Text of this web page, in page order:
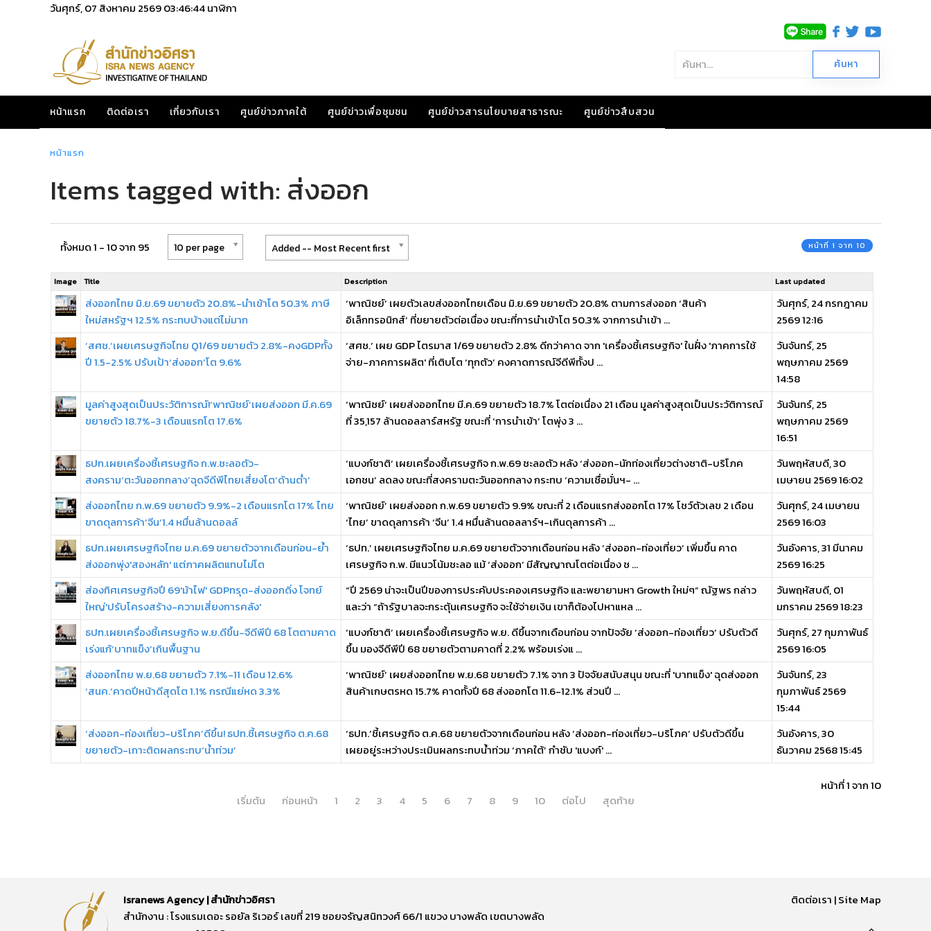
วันศุกร์, 07 สิงหาคม 256903:46:44นาฬิกา
หน้าแรก ติดต่อเรา เกี่ยวกับเรา ศูนย์ข่าวภาคใต้ ศูนย์ข่าวเพื่อชุมชน ศูนย์ข่าวสารนโยบายสาธารณะ ศูนย์ข่าวสืบสวน
หน้าแรก
Items tagged with: ส่งออก
ทั้งหมด 1 - 10 จาก 95 10 per page Added -- Most Recent first หน้าที่ 1 จาก 10
Image Title Description Last updated
ส่งออกไทย มิ.ย.69 ขยายตัว 20.8%-นำเข้าโต 50.3% ภาษี
ใหม่สหรัฐฯ 12.5% กระทบบ้างแต่ไม่มาก
‘พาณิชย์’ เผยตัวเลขส่งออกไทยเดือน มิ.ย.69 ขยายตัว 20.8% ตามการส่งออก ‘สินค้า
อิเล็กทรอนิกส์’ ที่ขยายตัวต่อเนื่อง ขณะที่การนำเข้าโต 50.3% จากการนำเข้า ...
วันศุกร์, 24 กรกฎาคม
2569 12:16
‘สศช.’เผยเศรษฐกิจไทย Q1/69 ขยายตัว 2.8%-คงGDPทั้ง
ปี 1.5-2.5% ปรับเป้า‘ส่งออก’โต 9.6%
‘สศช.’ เผย GDP ไตรมาส 1/69 ขยายตัว 2.8% ดีกว่าคาด จาก 'เครื่องชี้เศรษฐกิจ' ในฝั่ง 'ภาคการใช้
จ่าย-ภาคการผลิต' ที่เติบโต ‘ทุกตัว’ คงคาดการณ์จีดีพีทั้งป ...
วันจันทร์, 25
พฤษภาคม 2569
14:58
มูลค่าสูงสุดเป็นประวัติการณ์!‘พาณิชย์’เผยส่งออก มี.ค.69
ขยายตัว 18.7%-3 เดือนแรกโต 17.6%
‘พาณิชย์’ เผยส่งออกไทย มี.ค.69 ขยายตัว 18.7% โตต่อเนื่อง 21 เดือน มูลค่าสูงสุดเป็นประวัติการณ์
ที่ 35,157 ล้านดอลลาร์สหรัฐ ขณะที่ ‘การนำเข้า’ โตพุ่ง 3 ...
วันจันทร์, 25
พฤษภาคม 2569
16:51
ธปท.เผยเครื่องชี้เศรษฐกิจ ก.พ.ชะลอตัว-
สงคราม‘ตะวันออกกลาง’ฉุดจีดีพีไทยเสี่ยงโต‘ด้านต่ำ’
‘แบงก์ชาติ’ เผยเครื่องชี้เศรษฐกิจ ก.พ.69 ชะลอตัว หลัง ‘ส่งออก-นักท่องเที่ยวต่างชาติ-บริโภค
เอกชน’ ลดลง ขณะที่สงครามตะวันออกกลาง กระทบ ‘ความเชื่อมั่นฯ- ...
วันพฤหัสบดี, 30
เมษายน 2569 16:02
ส่งออกไทย ก.พ.69 ขยายตัว 9.9%-2 เดือนแรกโต 17% ไทย
ขาดดุลการค้า‘จีน’1.4 หมื่นล้านดอลล์
‘พาณิชย์’ เผยส่งออก ก.พ.69 ขยายตัว 9.9% ขณะที่ 2 เดือนแรกส่งออกโต 17% โชว์ตัวเลข 2 เดือน
‘ไทย’ ขาดดุลการค้า ‘จีน’ 1.4 หมื่นล้านดอลลาร์ฯ-เกินดุลการค้า ...
วันศุกร์, 24 เมษายน
2569 16:03
ธปท.เผยเศรษฐกิจไทย ม.ค.69 ขยายตัวจากเดือนก่อน-ย้ำ
ส่งออกพุ่ง'สองหลัก' แต่ภาคผลิตแทบไม่โต
‘ธปท.’ เผยเศรษฐกิจไทย ม.ค.69 ขยายตัวจากเดือนก่อน หลัง ‘ส่งออก-ท่องเที่ยว’ เพิ่มขึ้น คาด
เศรษฐกิจ ก.พ. มีแนวโน้มชะลอ แม้ ‘ส่งออก’ มีสัญญาณโตต่อเนื่อง ช ...
วันอังคาร, 31 มีนาคม
2569 16:25
ส่องทิศเศรษฐกิจปี 69'ม้าไฟ' GDPทรุด-ส่งออกดิ่ง โจทย์
ใหญ่'ปรับโครงสร้าง-ความเสี่ยงการคลัง'
“ปี 2569 น่าจะเป็นปีของการประคับประคองเศรษฐกิจ และพยายามหา Growth ใหม่ๆ” ณัฐพร กล่าว
และว่า “ถ้ารัฐบาลจะกระตุ้นเศรษฐกิจ จะใช้จ่ายเงิน เขาก็ต้องไปหาแหล ...
วันพฤหัสบดี, 01
มกราคม 2569 18:23
ธปท.เผยเครื่องชี้เศรษฐกิจ พ.ย.ดีขึ้น-จีดีพีปี 68 โตตามคาด
เร่งแก้‘บาทแข็ง’เกินพื้นฐาน
‘แบงก์ชาติ’ เผยเครื่องชี้เศรษฐกิจ พ.ย. ดีขึ้นจากเดือนก่อน จากปัจจัย ‘ส่งออก-ท่องเที่ยว’ ปรับตัวดี
ขึ้น มองจีดีพีปี 68 ขยายตัวตามคาดที่ 2.2% พร้อมเร่งแ ...
วันศุกร์, 27 กุมภาพันธ์
2569 16:05
ส่งออกไทย พ.ย.68 ขยายตัว 7.1%-11 เดือน 12.6%
‘สนค.’คาดปีหน้าดีสุดโต 1.1% กรณีแย่หด 3.3%
‘พาณิชย์’ เผยส่งออกไทย พ.ย.68 ขยายตัว 7.1% จาก 3 ปัจจัยสนับสนุน ขณะที่ 'บาทแข็ง' ฉุดส่งออก
สินค้าเกษตรหด 15.7% คาดทั้งปี 68 ส่งออกโต 11.6-12.1% ส่วนปี ...
วันจันทร์, 23
กุมภาพันธ์ 2569
15:44
‘ส่งออก-ท่องเที่ยว-บริโภค’ดีขึ้น! ธปท.ชี้เศรษฐกิจ ต.ค.68
ขยายตัว-เกาะติดผลกระทบ‘น้ำท่วม’
‘ธปท.’ชี้เศรษฐกิจ ต.ค.68 ขยายตัวจากเดือนก่อน หลัง ‘ส่งออก-ท่องเที่ยว-บริโภค’ ปรับตัวดีขึ้น
เผยอยู่ระหว่างประเมินผลกระทบน้ำท่วม ‘ภาคใต้’ กำชับ 'แบงก์' ...
วันอังคาร, 30
ธันวาคม 2568 15:45
หน้าที่ 1 จาก 10
เริ่มต้น
ก่อนหน้า 1 2 3 4 5 6 7 8 9 10 ต่อไป สุดท้าย
Isranews Agency | สำนักข่าวอิศรา
สำนักงาน : โรงแรมเดอะ รอยัล ริเวอร์ เลขที่ 219 ซอยจรัญสนิทวงศ์ 66/1 แขวง บางพลัด เขตบางพลัด
ติดต่อเรา |Site Map